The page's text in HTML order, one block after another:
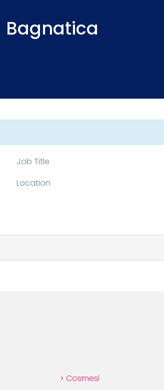
Bagnatica
Job Title
Location
Cosmesi